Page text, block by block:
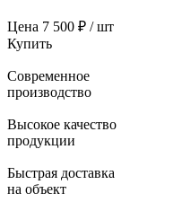
Цена 7 500 ₽ / шт
Купить
Современное
производство
Высокое качество
продукции
Быстрая доставка
на объект